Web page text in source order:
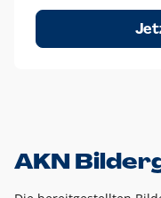
Um das Logo herum
Höhe bzw. Breite des N
AKN